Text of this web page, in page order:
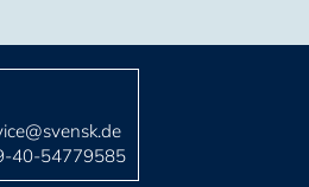
40-54779585